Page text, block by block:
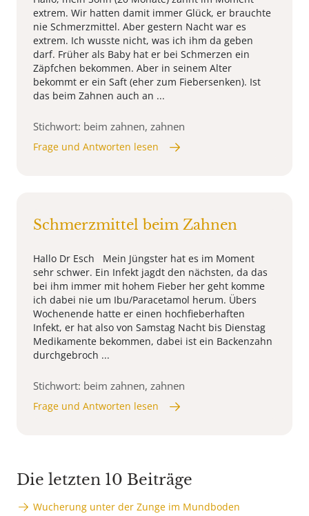
extrem. Wir hatten damit immer Glück, er brauchte
nie Schmerzmittel. Aber gestern Nacht war es
extrem. Ich wusste nicht, was ich ihm da geben
darf. Früher als Baby hat er bei Schmerzen ein
Zäpfchen bekommen. Aber in seinem Alter
bekommt er ein Saft (eher zum Fiebersenken). Ist
das beim Zahnen auch an ...
Stichwort: beim zahnen, zahnen
Frage und Antworten lesen
Schmerzmittel beim Zahnen
Hallo Dr Esch Mein Jüngster hat es im Moment
sehr schwer. Ein Infekt jagdt den nächsten, da das
bei ihm immer mit hohem Fieber her geht komme
ich dabei nie um Ibu/Paracetamol herum. Übers
Wochenende hatte er einen hochfieberhaften
Infekt, er hat also von Samstag Nacht bis Dienstag
Medikamente bekommen, dabei ist ein Backenzahn
durchgebroch ...
Stichwort: beim zahnen, zahnen
Frage und Antworten lesen
Die letzten 10 Beiträge
Wucherung unter der Zunge im Mundboden